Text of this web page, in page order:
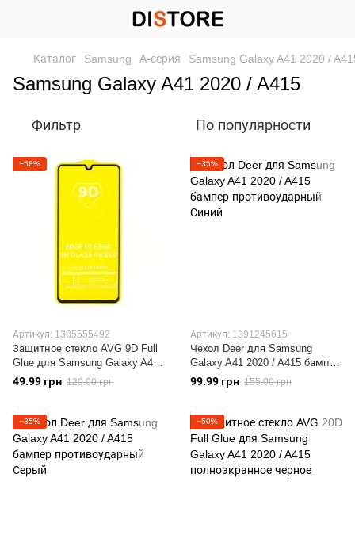
Каталог Samsung A-серия Samsung Galaxy A41 2020 /
Samsung Galaxy A41 2020 / A415
Фильтр По популярности
−58%
Артикул: 1385555492
Защитное стекло AVG 9D Full
Glue для Samsung Galaxy A41
2020 / A415 полноэкранное
49.99 грн 120.00 грн
−35%
Артикул: 1391245615
Чехол Deer для Samsung
Galaxy A41 2020 / A415 бампер
противоударный Синий
99.99 грн 155.00 грн
−35% −50%